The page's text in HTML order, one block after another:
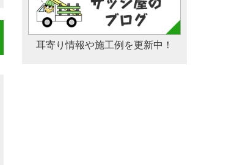
耳寄り情報や施工例を更新中！